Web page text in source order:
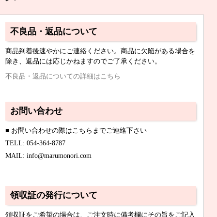
不良品・返品について
商品到着後速やかにご連絡ください。商品に欠陥がある場合を
除き、返品には応じかねますのでご了承ください。
不良品・返品についての詳細はこちら
お問い合わせ
■ お問い合わせの際はこちらまでご連絡下さい
TELL: 054-364-8787
MAIL: info@marumonori.com
領収証の発行について
領収証をご希望の場合は、ご注文時に備考欄にその旨をご記入